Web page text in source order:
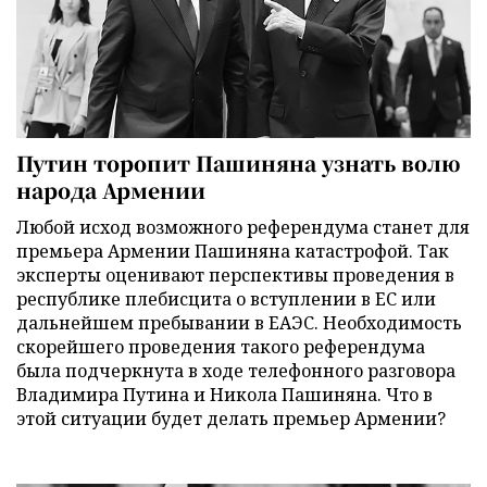
Путин торопит Пашиняна узнать волю
народа Армении
Любой исход возможного референдума станет для
премьера Армении Пашиняна катастрофой. Так
эксперты оценивают перспективы проведения в
республике плебисцита о вступлении в ЕС или
дальнейшем пребывании в ЕАЭС. Необходимость
скорейшего проведения такого референдума
была подчеркнута в ходе телефонного разговора
Владимира Путина и Никола Пашиняна. Что в
этой ситуации будет делать премьер Армении?